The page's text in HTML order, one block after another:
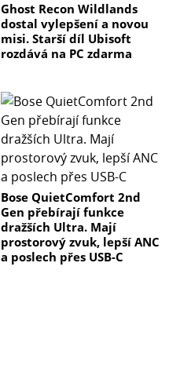
Ghost Recon Wildlands
dostal vylepšení a novou
misi. Starší díl Ubisoft
rozdává na PC zdarma
Bose QuietComfort 2nd
Gen přebírají funkce
dražších Ultra. Mají
prostorový zvuk, lepší ANC
a poslech přes USB-C